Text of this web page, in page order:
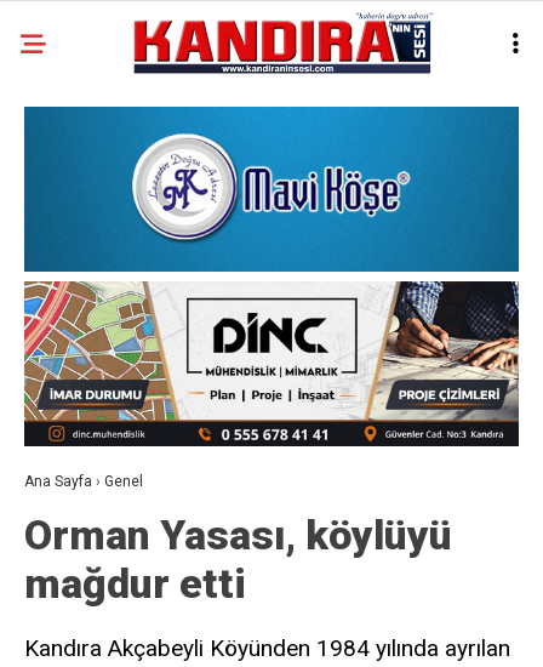
Ana Sayfa › Genel
Orman Yasası, köylüyü
mağdur etti
Kandıra Akçabeyli Köyünden 1984 yılında ayrılan